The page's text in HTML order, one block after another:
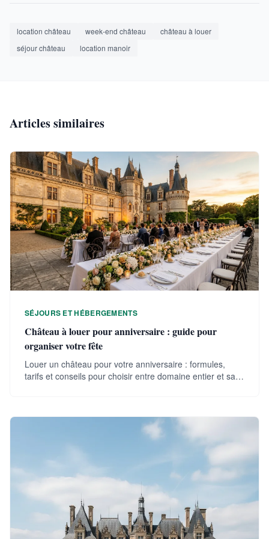
location château week-end château
château à louer
séjour château
location manoir
Articles similaires
SÉJOURS ET HÉBERGEMENTS
Château à louer pour anniversaire : guide pour
organiser votre fête
Louer un château pour votre anniversaire : formules,
tarifs et conseils pour choisir entre domaine entier et salle